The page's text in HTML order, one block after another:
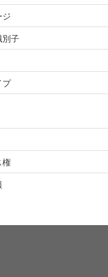
別子
プ
権